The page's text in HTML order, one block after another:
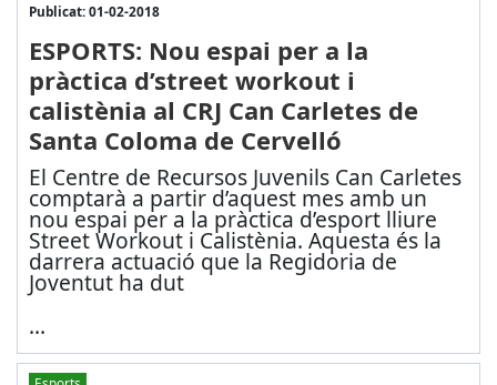
Publicat: 01-02-2018
ESPORTS: Nou espai per a la
pràctica d’street workout i
calistènia al CRJ Can Carletes de
Santa Coloma de Cervelló
El Centre de Recursos Juvenils Can Carletes
comptarà a partir d’aquest mes amb un
nou espai per a la pràctica d’esport lliure
Street Workout i Calistènia. Aquesta és la
darrera actuació que la Regidoria de
Joventut ha dut
...